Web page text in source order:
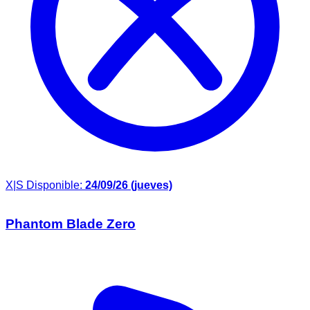
X|S Disponible: 24/09/26 (jueves)
Phantom Blade Zero